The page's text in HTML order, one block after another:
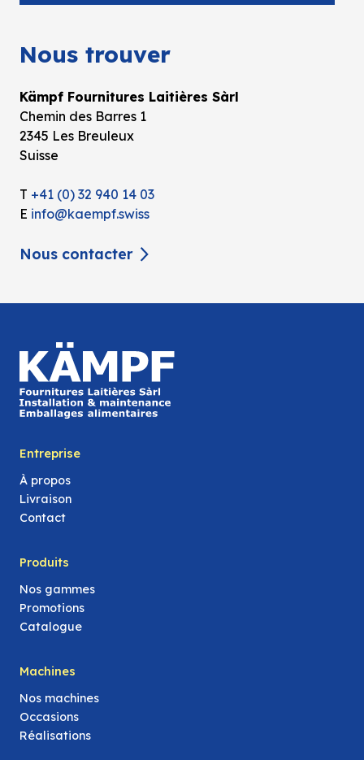
Nous trouver
Kämpf Fournitures Laitières Sàrl
Chemin des Barres 1
2345 Les Breuleux
Suisse
T +41 (0) 32 940 14 03
E info@kaempf.swiss
Nous contacter
Entreprise
À propos
Livraison
Contact
Produits
Nos gammes
Promotions
Catalogue
Machines
Nos machines
Occasions
Réalisations